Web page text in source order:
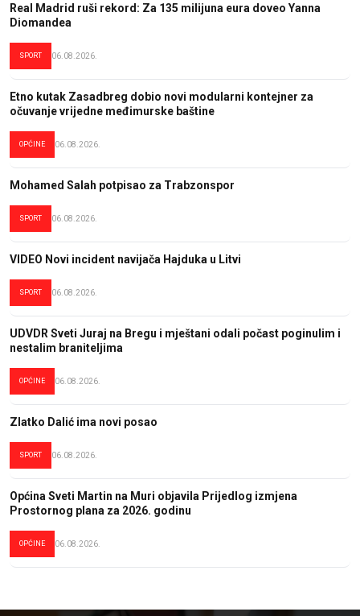
Real Madrid ruši rekord: Za 135 milijuna eura doveo Yanna
Diomandea
SPORT 06.08.2026.
Etno kutak Zasadbreg dobio novi modularni kontejner za
očuvanje vrijedne međimurske baštine
OPĆINE 06.08.2026.
Mohamed Salah potpisao za Trabzonspor
SPORT 06.08.2026.
VIDEO Novi incident navijača Hajduka u Litvi
SPORT 06.08.2026.
UDVDR Sveti Juraj na Bregu i mještani odali počast poginulim i
nestalim braniteljima
OPĆINE 06.08.2026.
Zlatko Dalić ima novi posao
SPORT 06.08.2026.
Općina Sveti Martin na Muri objavila Prijedlog izmjena
Prostornog plana za 2026. godinu
OPĆINE 06.08.2026.